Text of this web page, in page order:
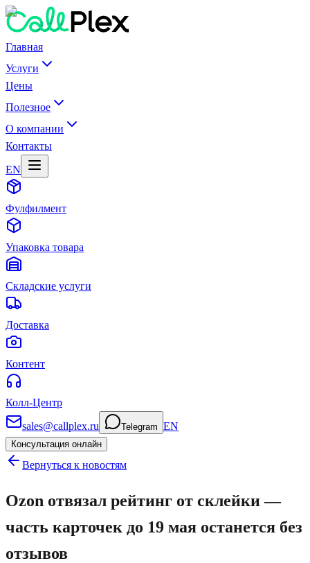
Главная
Услуги
Цены
Полезное
О компании
Контакты
EN
Фулфилмент
Упаковка товара
Складские услуги
Доставка
Контент
Колл-Центр
sales@callplex.ru
Telegram EN
Консультация онлайн
Вернуться к новостям
Ozon отвязал рейтинг от склейки —
часть карточек до 19 мая останется без
отзывов